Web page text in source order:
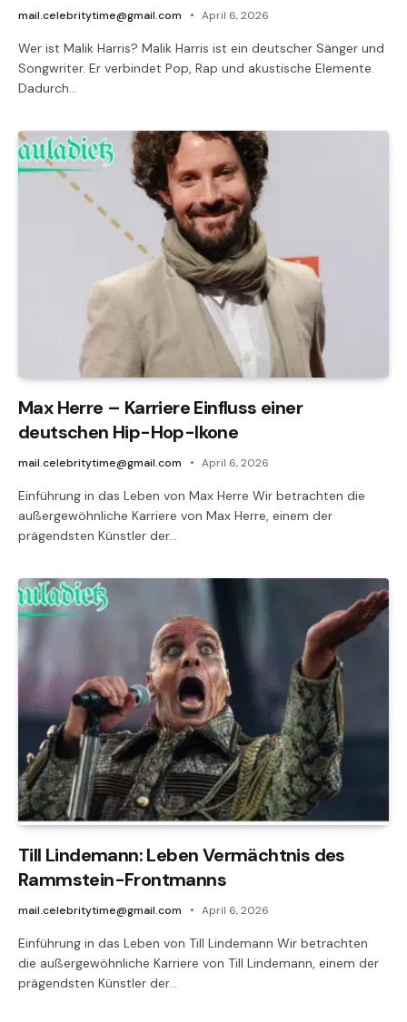
mail.celebritytime@gmail.com April 6, 2026
Wer ist Malik Harris? Malik Harris ist ein deutscher Sänger und
Songwriter. Er verbindet Pop, Rap und akustische Elemente.
Dadurch…
Max Herre – Karriere Einfluss einer
deutschen Hip-Hop-Ikone
mail.celebritytime@gmail.com April 6, 2026
Einführung in das Leben von Max Herre Wir betrachten die
außergewöhnliche Karriere von Max Herre, einem der
prägendsten Künstler der…
Till Lindemann: Leben Vermächtnis des
Rammstein-Frontmanns
mail.celebritytime@gmail.com April 6, 2026
Einführung in das Leben von Till Lindemann Wir betrachten
die außergewöhnliche Karriere von Till Lindemann, einem der
prägendsten Künstler der…